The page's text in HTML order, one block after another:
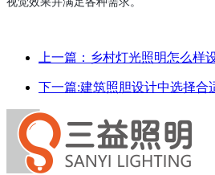
上一篇：乡村灯光照明怎么
下一篇:建筑照胆设计中选择合